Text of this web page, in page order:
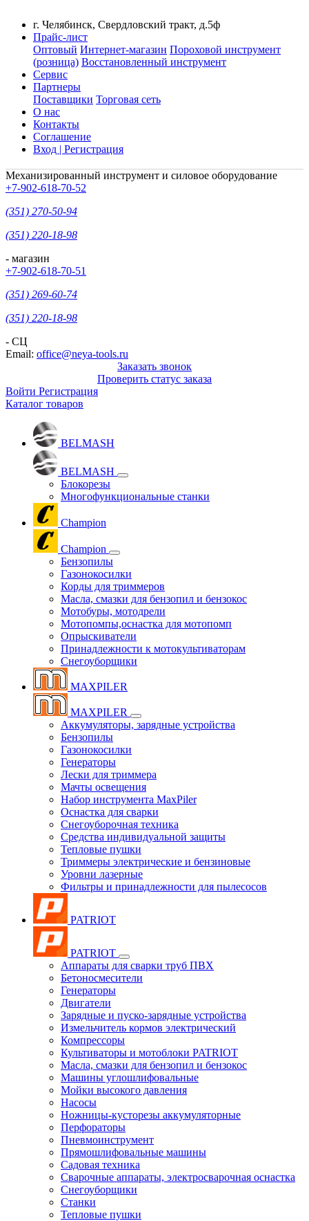
г. Челябинск, Свердловский тракт, д.5ф
Прайс-лист
Оптовый Интернет-магазин Пороховой инструмент
(розница) Восстановленный инструмент
Сервис
Партнеры
Поставщики Торговая сеть
О нас
Контакты
Соглашение
Вход | Регистрация
Механизированный инструмент и силовое оборудование
+7-902-618-70-52
(351) 270-50-94
(351) 220-18-98
- магазин
+7-902-618-70-51
(351) 269-60-74
(351) 220-18-98
- СЦ
Email: office@neya-tools.ru
Заказать звонок
Проверить статус заказа
Войти Регистрация
Каталог товаров
BELMASH
BELMASH
Блокорезы
Многофункциональные станки
Champion
Champion
Бензопилы
Газонокосилки
Корды для триммеров
Масла, смазки для бензопил и бензокос
Мотобуры, мотодрели
Мотопомпы,оснастка для мотопомп
Опрыскиватели
Принадлежности к мотокультиваторам
Снегоуборщики
MAXPILER
MAXPILER
Аккумуляторы, зарядные устройства
Бензопилы
Газонокосилки
Генераторы
Лески для триммера
Мачты освещения
Набор инструмента MaxPiler
Оснастка для сварки
Снегоуборочная техника
Средства индивидуальной защиты
Тепловые пушки
Триммеры электрические и бензиновые
Уровни лазерные
Фильтры и принадлежности для пылесосов
PATRIOT
PATRIOT
Аппараты для сварки труб ПВХ
Бетоносмесители
Генераторы
Двигатели
Зарядные и пуско-зарядные устройства
Измельчитель кормов электрический
Компрессоры
Культиваторы и мотоблоки PATRIOT
Масла, смазки для бензопил и бензокос
Машины углошлифовальные
Мойки высокого давления
Насосы
Ножницы-кусторезы аккумуляторные
Перфораторы
Пневмоинструмент
Прямошлифовальные машины
Садовая техника
Сварочные аппараты, электросварочная оснастка
Снегоуборщики
Станки
Тепловые пушки